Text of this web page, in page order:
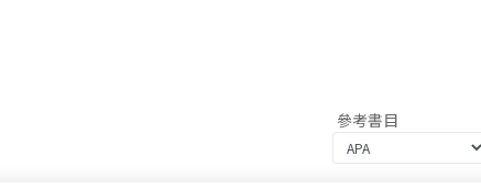
參考書目